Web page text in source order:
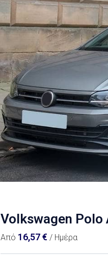
Volkswagen
Από 16,57€ / Ημέρα